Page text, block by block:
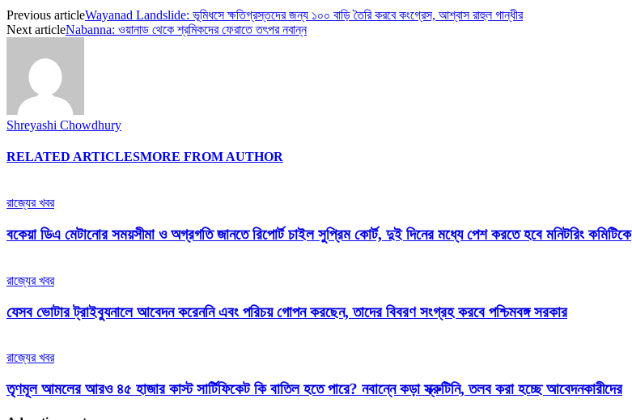
Previous articleWayanad Landslide: ভূমিধসে ক্ষতিগ্রস্তদের জন্য ১০০ বাড়ি তৈরি করবে কংগ্রেস, আশ্বাস রাহুল গান্ধীর
Next articleNabanna: ওয়ানাড থেকে শ্রমিকদের ফেরাতে তৎপর নবান্ন
Shreyashi Chowdhury
RELATED ARTICLESMORE FROM AUTHOR
রাজ্যের খবর
বকেয়া ডিএ মেটানোর সময়সীমা ও অগ্রগতি জানতে রিপোর্ট চাইল সুপ্রিম কোর্ট, দুই দিনের মধ্যে পেশ করতে হবে মনিটরিং কমিটিকে
রাজ্যের খবর
যেসব ভোটার ট্রাইব্যুনালে আবেদন করেননি এবং পরিচয় গোপন করছেন, তাদের বিবরণ সংগ্রহ করবে পশ্চিমবঙ্গ সরকার
রাজ্যের খবর
তৃণমূল আমলের আরও ৪৫ হাজার কাস্ট সার্টিফিকেট কি বাতিল হতে পারে? নবান্নে কড়া স্ক্রুটিনি, তলব করা হচ্ছে আবেদনকারীদের